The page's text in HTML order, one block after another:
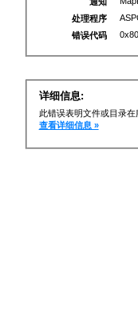
处理程序
错误代码
详细信息:
此错误表明文件或目录
查看详细信息 »